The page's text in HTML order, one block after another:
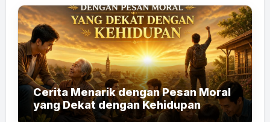
Cerita Menarik dengan Pesan Moral
yang Dekat dengan Kehidupan